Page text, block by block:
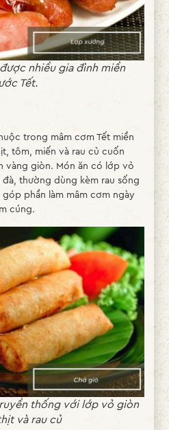
nhiều gia đình miền
Tết.
trong mâm cơm Tết miền
tôm, miến và rau củ cuốn
vàng giòn. Món ăn có lớp vỏ
thường dùng kèm rau sống
phần làm mâm cơm ngày
cúng.
thống với lớp vỏ giòn
và rau củ